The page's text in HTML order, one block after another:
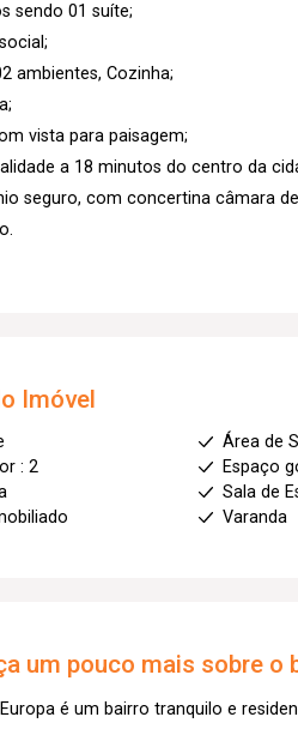
sendo 01 suíte;
ambientes, Cozinha;
vista para paisagem;
a 18 minutos do centro da
seguro, com concertina câmara
Imóvel
Área de
: 2
Espaço
Sala de
Varanda
um pouco mais sobre o
é um bairro tranquilo e